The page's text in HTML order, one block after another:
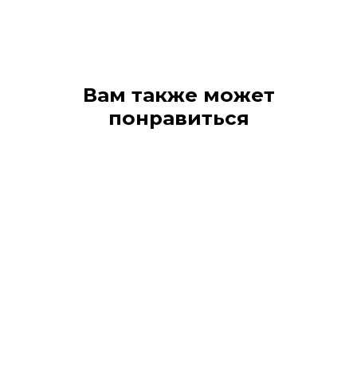
Вам также может
понравиться